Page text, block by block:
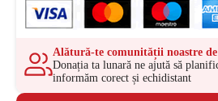
Alătură-te comunității noastre
Donația ta lunară ne ajută să
informăm corect și echidistant